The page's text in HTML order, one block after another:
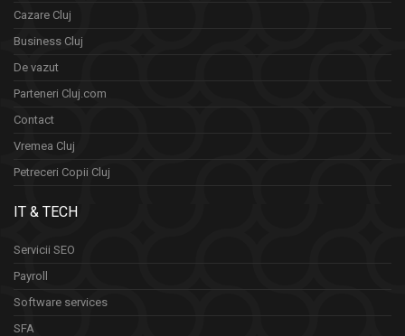
Cazare Cluj
Business Cluj
De vazut
Parteneri Cluj.com
Contact
Vremea Cluj
Petreceri Copii Cluj
IT & TECH
Servicii SEO
Payroll
Software services
SFA